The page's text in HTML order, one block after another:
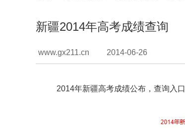
新疆2014年高考成绩查询
www.gx211.cn 2014-06-26
2014年新疆高考成绩公布，查询入口